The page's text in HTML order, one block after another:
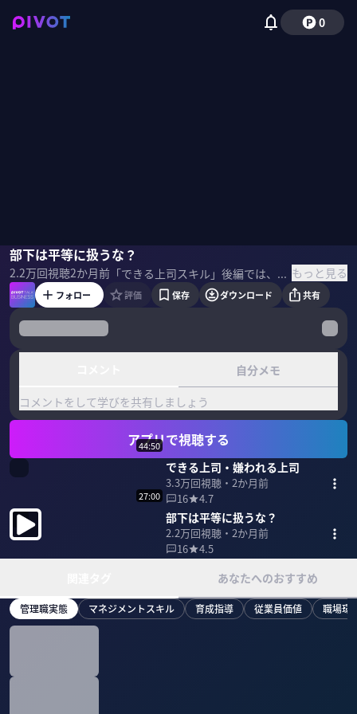
0
部下は平等に扱うな？
2.2万回視聴2か月前 「できる上司スキル」後編では、上司が部下に”やってはいけないこと”を深掘り。 部下のモチベーションは上げるな、部下は平等に扱うな、退職の理由は聞くな——。 その納得の理由とは？上司が部下に期待すべきこととは？ 『仕事ができる上司の当たり前』著者の西原亮氏が語る「できる上司」のコミュニケーションスキル。 ＜ゲスト＞ 西原亮｜明治クッカー代表 慶応義塾大学卒業後、米投資ファンド系の経営コンサル会社に入社。2013年、実父の跡を継ぎ明治クッカーに参画。代表就任後、赤字の家業を10年で700%成長させた。「にっしー社長」としてSNSにてビジネススキルを配信。計26万超の登録者を持つ。 ＜参考文献＞ 西原亮『コンサル時代に教わった 仕事ができる上司の当たり前』 もっと見る
西原亮野嶋紗己子
フォロー 評価 保存 ダウンロード 共有
自分メモ
コメントをして学びを共有しましょう
アプリで視聴する
44:50
できる上司・嫌われる上司
3.3万回視聴・ 2か月前
16
4.7
27:00
部下は平等に扱うな？
2.2万回視聴・ 2か月前
16
4.5
あなたへのおすすめ
管理職実態 マネジメントスキル 育成指導 従業員価値 職場環